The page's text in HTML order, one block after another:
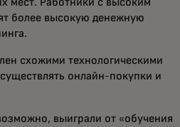
более высокую денежную
схожими технологическими
онлайн-покупки и
выиграли от «обучения